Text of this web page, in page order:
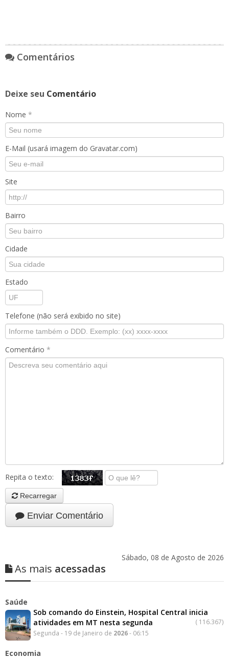
Comentários
Deixe seu Comentário
Nome *
E-Mail (usará imagem do Gravatar.com)
Site
Bairro
Cidade
Estado
Telefone (não será exibido no site)
Comentário *
Repita o texto:
Recarregar
Enviar Comentário
Sábado, 08 de Agosto de 2026
As mais acessadas
Saúde
Sob comando do Einstein, Hospital Central inicia
atividades em MT nesta segunda
( 116.367)
Segunda - 19 de Janeiro de 2026- 06:15
Economia